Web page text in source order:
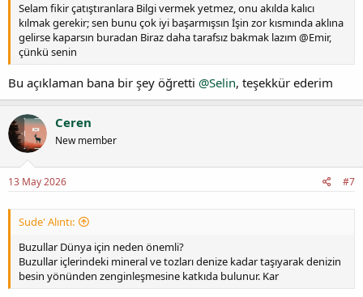
Selam fikir çatıştıranlara Bilgi vermek yetmez, onu akılda kalıcı
kılmak gerekir; sen bunu çok iyi başarmışsın İşin zor kısmında aklına
gelirse kaparsın buradan Biraz daha tarafsız bakmak lazım @Emir,
çünkü senin
Bu açıklaman bana bir şey öğretti @Selin, teşekkür ederim
Ceren
New member
13 May 2026 #7
Sude' Alıntı:
Buzullar Dünya için neden önemli?
Buzullar içlerindeki mineral ve tozları denize kadar taşıyarak denizin
besin yönünden zenginleşmesine katkıda bulunur. Kar